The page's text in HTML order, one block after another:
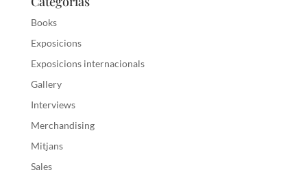
Books
Exposicions
Exposicions internacionals
Gallery
Interviews
Merchandising
Mitjans
Sales